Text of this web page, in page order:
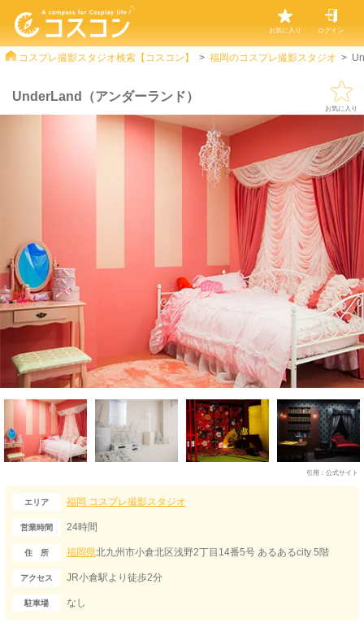
お気に入り ログイン
コスプレ撮影スタジオ検索【コスコン】 福岡のコスプレ撮影スタジオ
UnderLand（アンダーランド）
お気に入り
引用： 公式サイト
エリア 福岡 コスプレ撮影スタジオ
営業時間 24時間
住 所 福岡県北九州市小倉北区浅野2丁目14番5号 あるあるcity 5階
アクセス JR小倉駅より徒歩2分
駐車場 なし